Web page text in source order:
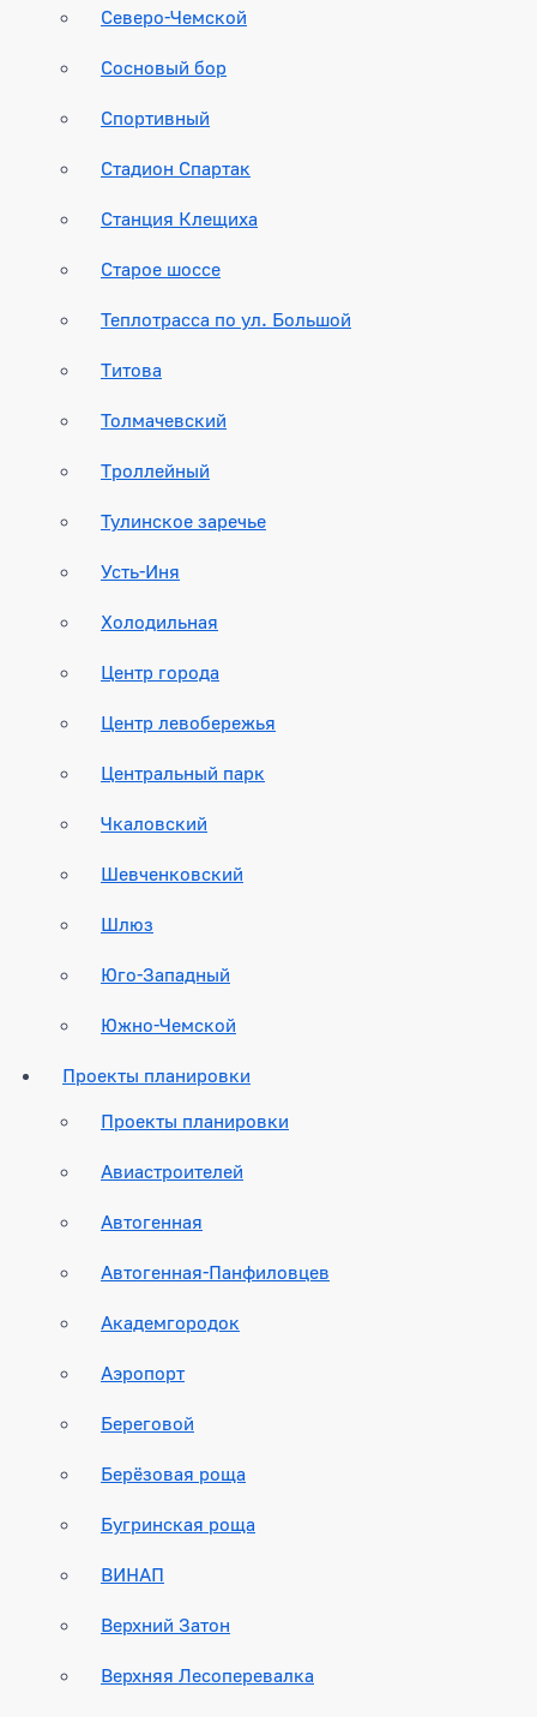
Северо-Чемской
Сосновый бор
Спортивный
Стадион Спартак
Станция Клещиха
Старое шоссе
Теплотрасса по ул. Большой
Титова
Толмачевский
Троллейный
Тулинское заречье
Усть-Иня
Холодильная
Центр города
Центр левобережья
Центральный парк
Чкаловский
Шевченковский
Шлюз
Юго-Западный
Южно-Чемской
Проекты планировки
Проекты планировки
Авиастроителей
Автогенная
Автогенная-Панфиловцев
Академгородок
Аэропорт
Береговой
Берёзовая роща
Бугринская роща
ВИНАП
Верхний Затон
Верхняя Лесоперевалка